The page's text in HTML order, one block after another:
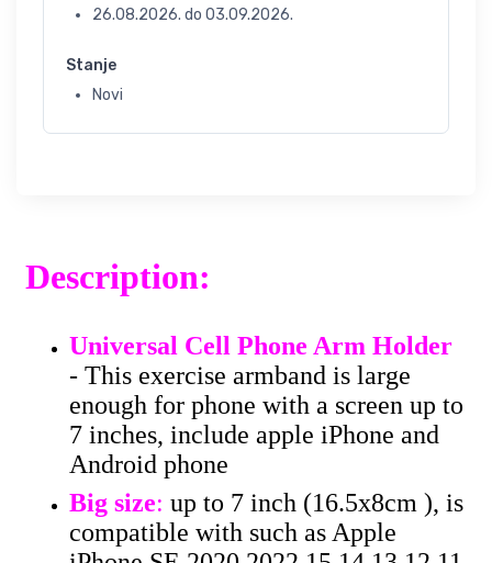
26.08.2026. do 03.09.2026.
Stanje
Novi